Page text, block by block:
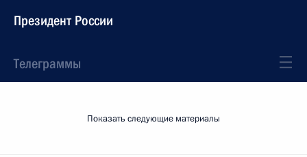
Президент России
Телеграммы
Показать следующие материалы